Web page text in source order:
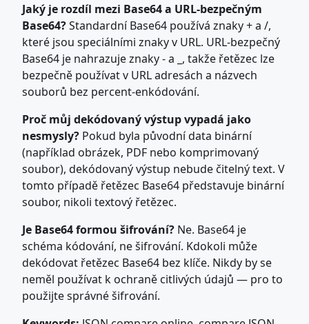
Jaký je rozdíl mezi Base64 a URL-bezpečným
Base64?Standardní Base64 používá znaky + a /,
které jsou speciálními znaky v URL. URL-bezpečný
Base64 je nahrazuje znaky - a _, takže řetězec lze
bezpečně používat v URL adresách a názvech
souborů bez percent-enkódování.
Proč můj dekódovaný výstup vypadá jako
nesmysly? Pokud byla původní data binární
(například obrázek, PDF nebo komprimovaný
soubor), dekódovaný výstup nebude čitelný text. V
tomto případě řetězec Base64 představuje binární
soubor, nikoli textový řetězec.
Je Base64 formou šifrování? Ne. Base64 je
schéma kódování, ne šifrování. Kdokoli může
dekódovat řetězec Base64 bez klíče. Nikdy by se
neměl používat k ochraně citlivých údajů — pro to
použijte správné šifrování.